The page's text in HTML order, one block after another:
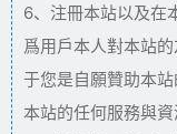
6、注冊本站以及在
爲用戶本人對本站
于您是自願贊助本
本站的任何服務與資